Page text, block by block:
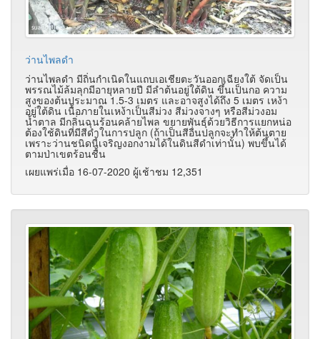
ว่านไพลดำ
ว่านไพลดำ มีถิ่นกำเนิดในแถบเอเชียตะวันออกเฉียงใต้ จัดเป็น
พรรณไม้ล้มลุกมีอายุหลายปี มีลำต้นอยู่ใต้ดิน ขึ้นเป็นกอ ความ
สูงของต้นประมาณ 1.5-3 เมตร และอาจสูงได้ถึง 5 เมตร เหง้า
อยู่ใต้ดิน เนื้อภายในเหง้าเป็นสีม่วง สีม่วงจางๆ หรือสีม่วงอม
น้ำตาล มีกลิ่นฉุนร้อนคล้ายไพล ขยายพันธุ์ด้วยวิธีการแยกหน่อ
ต้องใช้ดินที่มีสีดำในการปลูก (ถ้าเป็นสีอื่นปลูกจะทำให้ต้นตาย
เพราะว่านชนิดนี้เจริญงอกงามได้ในดินสีดำเท่านั้น) พบขึ้นได้
ตามป่าเขตร้อนชื้น
เผยแพร่เมื่อ 16-07-2020 ผู้เช้าชม 12,351